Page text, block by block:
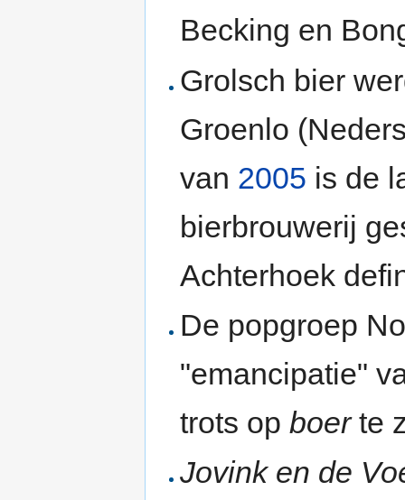
Becking en
Grolsch bier
Groenlo
van 2005 is de
bierbrouwerij
Achterhoek
De popgroep
"emancipatie"
trots opboerte
Jovink en de